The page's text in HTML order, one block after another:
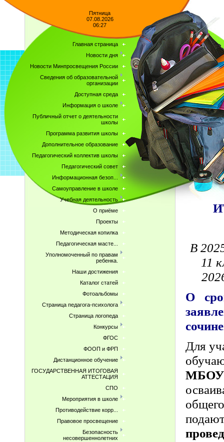
Пятница
07.08.2026
06:27
Главная страница
Новости дня
Новости Минпросвещения России
Сведения об образовательной
организации
Доступная среда
Информация о школе
Публичный отчет о деятельности
школы
Программа развития школы
Дополнительное образование
Педагогический коллектив школы
Педагогический совет
Информационная безоп...
Самоуправление в школе
Учебная деятельность
О приёме
Проекты
Методическая копилка
Педагогическая масте...
Уполномоченный по правам
ребенка.
Наши достижения
Каталог статей
Фотоальбомы
Страница педагога-психолога
Страница логопеда
Конкурсы
ФГОС
ФООП и ФРП
Дистанционное обучение
ГОСУДАРСТВЕННАЯ ИТОГОВАЯ
АТТЕСТАЦИЯ
СПО
Мероприятия в школе
Противодействие корр...
Правовое просвещение
Безопасность
несовершеннолетних
В
11
О
Для
МБОУ